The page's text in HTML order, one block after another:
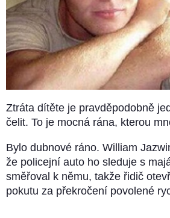
Ztráta dítěte je pravděpodobně
čelit. To je mocná rána, kterou
Bylo dubnové ráno. William
že policejní auto ho sleduje s
směřoval k němu, takže řidič
pokutu za překročení povolené